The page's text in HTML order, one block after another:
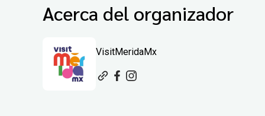
Acerca del organizador
VisitMeridaMx